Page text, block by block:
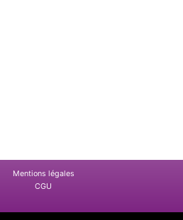
Mentions légales
CGU